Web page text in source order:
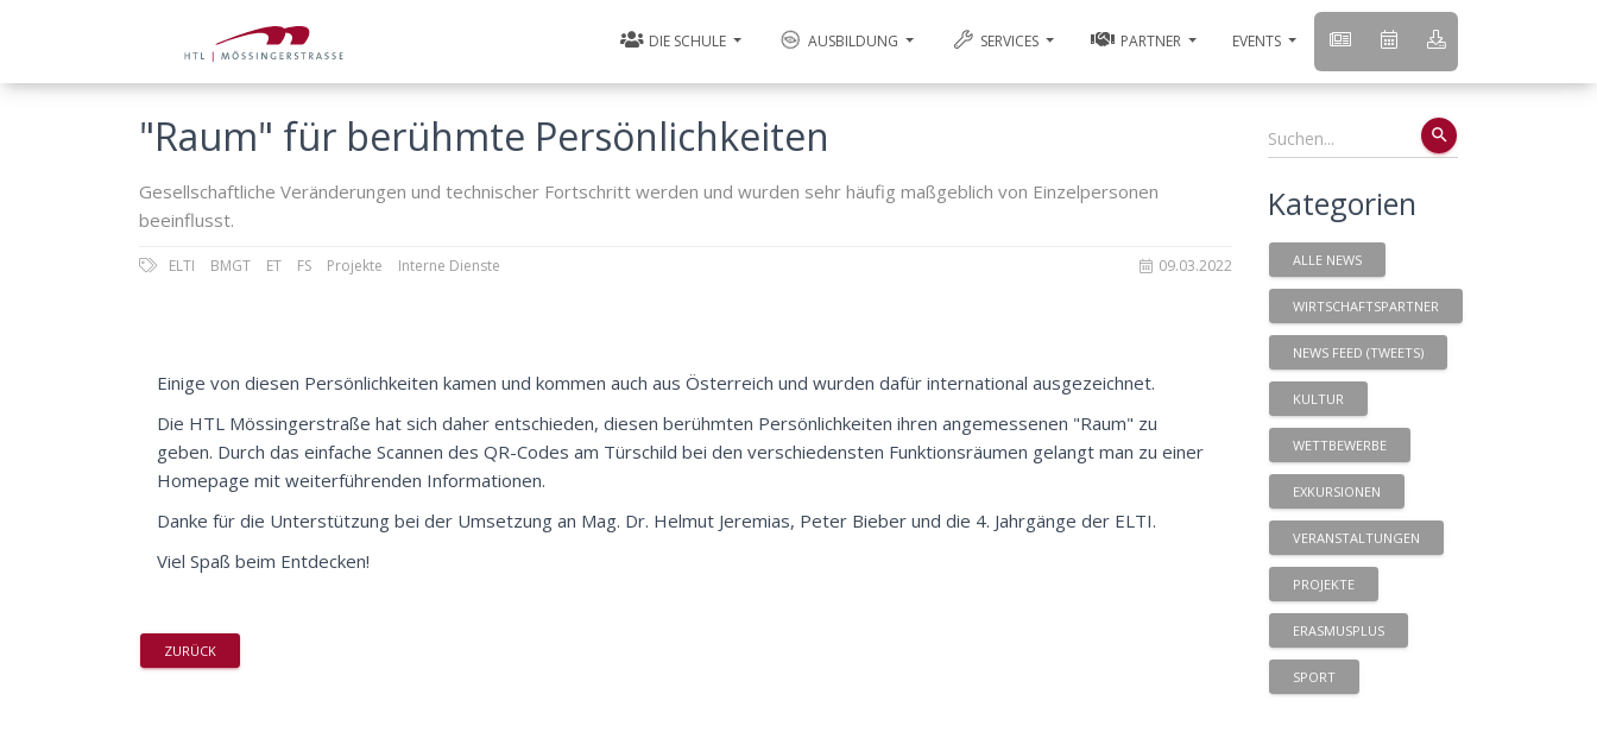
DIE SCHULE AUSBILDUNG SERVICES PARTNER EVENTS
"Raum" für berühmte Persönlichkeiten
Gesellschaftliche Veränderungen und technischer Fortschritt werden und wurden sehr häufig maßgeblich von Einzelpersonen
beeinflusst.
09.03.2022
ELTI BMGT ET FS Projekte Interne Dienste
Einige von diesen Persönlichkeiten kamen und kommen auch aus Österreich und wurden dafür international ausgezeichnet.
Die HTL Mössingerstraße hat sich daher entschieden, diesen berühmten Persönlichkeiten ihren angemessenen "Raum" zu
geben. Durch das einfache Scannen des QR-Codes am Türschild bei den verschiedensten Funktionsräumen gelangt man zu einer
Homepage mit weiterführenden Informationen.
Danke für die Unterstützung bei der Umsetzung an Mag. Dr. Helmut Jeremias, Peter Bieber und die 4. Jahrgänge der ELTI.
Viel Spaß beim Entdecken!
ZURÜCK
search
Kategorien
ALLE NEWS
WIRTSCHAFTSPARTNER
NEWS FEED (TWEETS)
KULTUR
WETTBEWERBE
EXKURSIONEN
VERANSTALTUNGEN
PROJEKTE
ERASMUSPLUS
SPORT